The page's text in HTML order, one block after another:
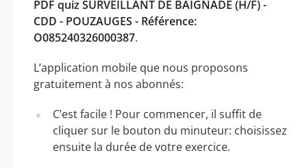
PDF quiz SURVEILLANT DE BAIGNADE (H/F) -
CDD - POUZAUGES - Référence:
O085240326000387.
L’application mobile que nous proposons
gratuitement à nos abonnés:
C’est facile ! Pour commencer, il suffit de
cliquer sur le bouton du minuteur: choisissez
ensuite la durée de votre exercice.